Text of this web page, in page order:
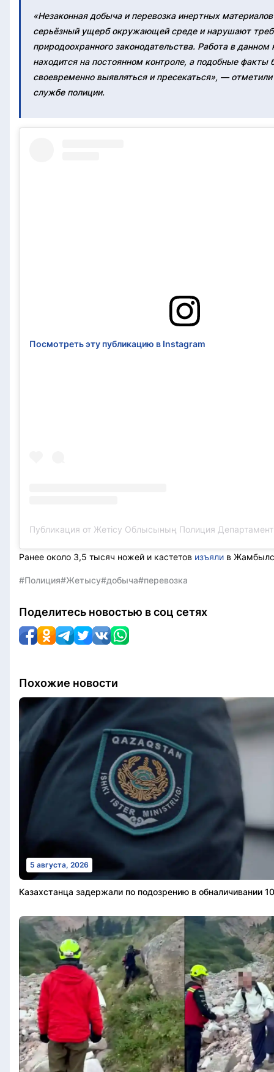
«Незаконная добыча и перевозка инертных материалов
серьёзный ущерб окружающей среде и нарушают
природоохранного законодательства. Работа в данном
находится на постоянном контроле, а подобные факты
своевременно выявляться и пресекаться», —
службе полиции.
Посмотреть эту публикацию в Instagram
Ранее около 3,5 тысяч ножей и кастетов изъяли в
#Полиция#Жетысу#добыча#перевозка
Поделитесь новостью в соц сетях
Похожие новости
5 августа, 2026
Казахстанца задержали по подозрению в обналичивании